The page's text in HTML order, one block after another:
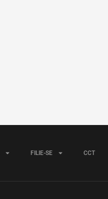
FILIE-SE CCT